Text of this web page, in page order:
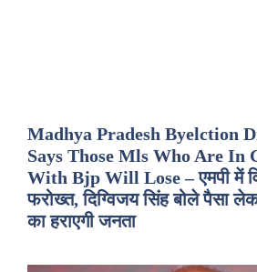
Madhya Pradesh Byelction
Says Those Mls Who Are In
With Bjp Will Lose – एमपी में
फरोख्त, दिग्विजय सिंह बोले पैसा
का हराएगी जनता